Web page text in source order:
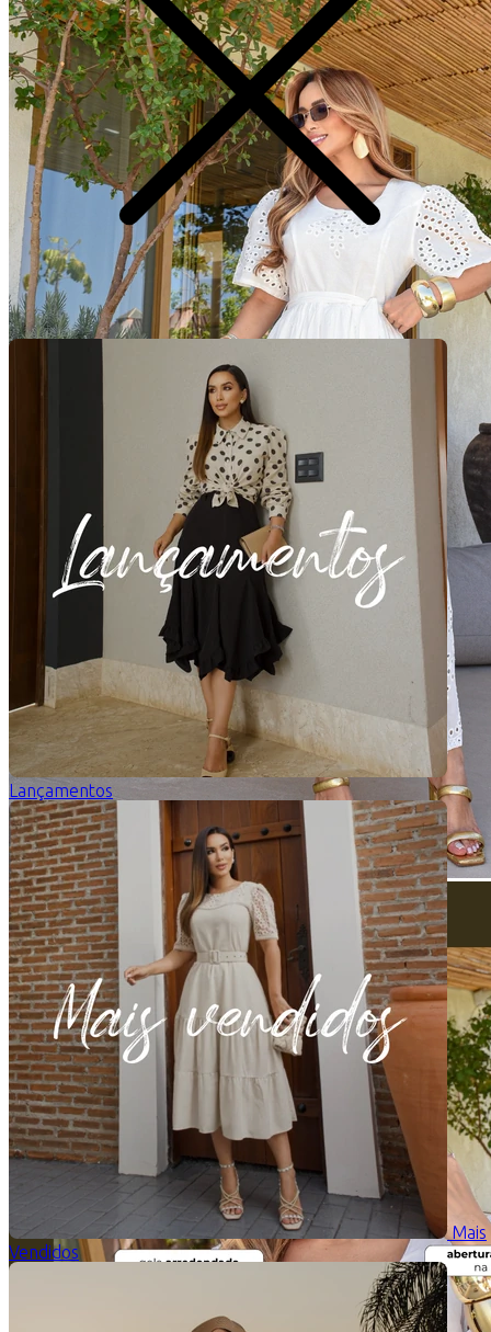
Lançamentos
Mais
Vendidos